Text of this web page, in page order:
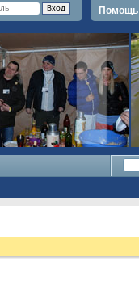
Помощь